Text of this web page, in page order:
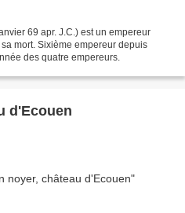
69 apr. J.C.) est un empereur
mort. Sixième empereur depuis
des quatre empereurs.
d'Ecouen